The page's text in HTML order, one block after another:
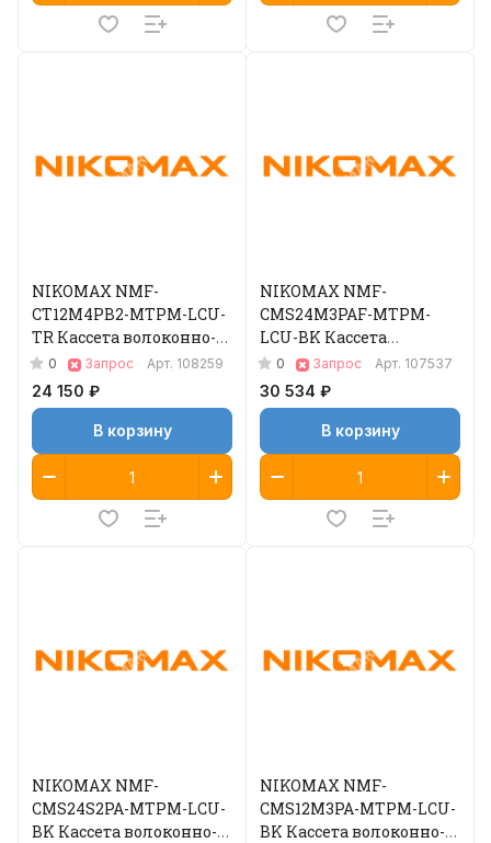
NIKOMAX NMF-
CT12M4PB2-MTPM-LCU-
TR Кассета волоконно-
оптическая
0 Запрос Арт. 108259
24 150 ₽
В корзину
NIKOMAX NMF-
CMS24M3PAF-MTPM-
LCU-BK Кассета
волоконно-оптическая
0 Запрос Арт. 107537
30 534 ₽
В корзину
NIKOMAX NMF-
CMS24S2PA-MTPM-LCU-
BK Кассета волоконно-
NIKOMAX NMF-
CMS12M3PA-MTPM-LCU-
BK Кассета волоконно-